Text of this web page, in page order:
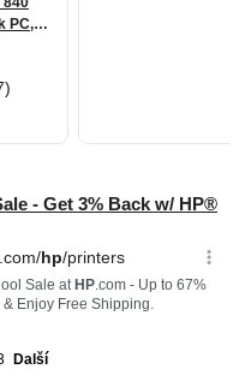
Další